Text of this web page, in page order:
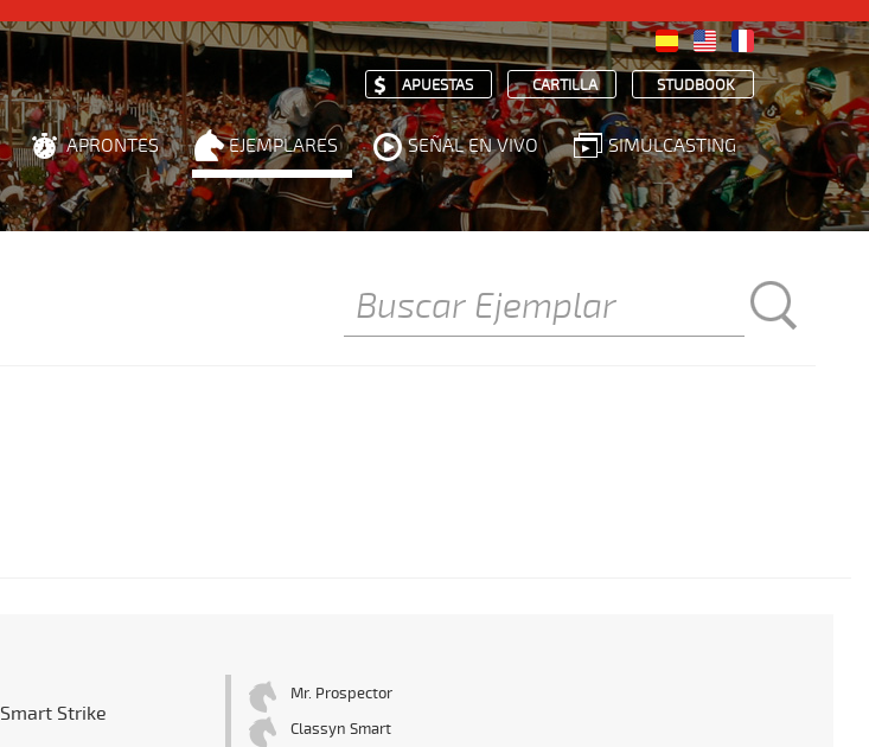
APUESTAS CARTILLA STUDBOOK
APRONTES EJEMPLARES SEÑAL EN VIVO SIMULCASTING
Smart Strike
Mr. Prospector
Classyn Smart